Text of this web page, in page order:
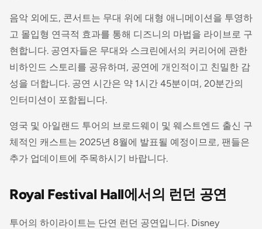
음악 외에도, 콘서트는 무대 위에 대형 애니메이션을 투영하
고 몰입형 연극적 효과를 통해 디즈니의 마법을 라이브로 구
현합니다. 공연자들은 무대와 스크린에서의 커리어에 관한
비하인드 스토리를 공유하며, 공연에 개인적이고 친밀한 감
성을 더합니다. 공연 시간은 약 1시간 45분이며, 20분간의
인터미션이 포함됩니다.
영국 및 아일랜드 투어의 브로드웨이 및 웨스트엔드 출신 구
체적인 캐스트는 2025년 8월에 발표될 예정이므로, 팬들은
추가 업데이트에 주목하시기 바랍니다.
Royal Festival Hall에서의 런던 공연
투어의 하이라이트는 단연 런던 공연입니다. Disney